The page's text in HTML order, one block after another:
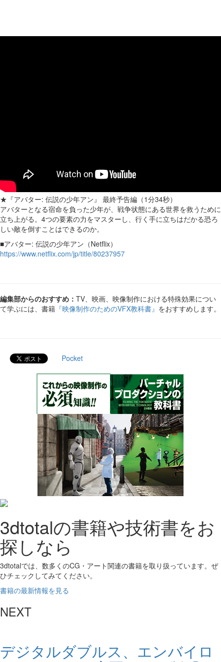
★『アバター: 伝説の少年アン』 最終予告編（1分34秒）
アバターとなる宿命を負った少年が、戦争状態にある世界を救うために
立ち上がる。4つの要素の力をマスターし、行く手に立ちはだかる恐ろ
しい敵を倒すことはできるのか。
■アバター: 伝説の少年アン（Netflix）
https://www.netflix.com/jp/title/80237957
編集部からのおすすめ： TV、映画、映像制作における特殊効果につい
て学ぶには、書籍 『映像制作のためのVFX教科書』 をおすすめします。
Pocket
3dtotalの書籍や技術書をお
探しなら
3dtotalでは、数多くのCG・アート関連の書籍を取り扱っています。ぜ
ひチェックしてみてください。
書籍の最新情報を見る
NEXT
デジタルダブルス、エンバイロ